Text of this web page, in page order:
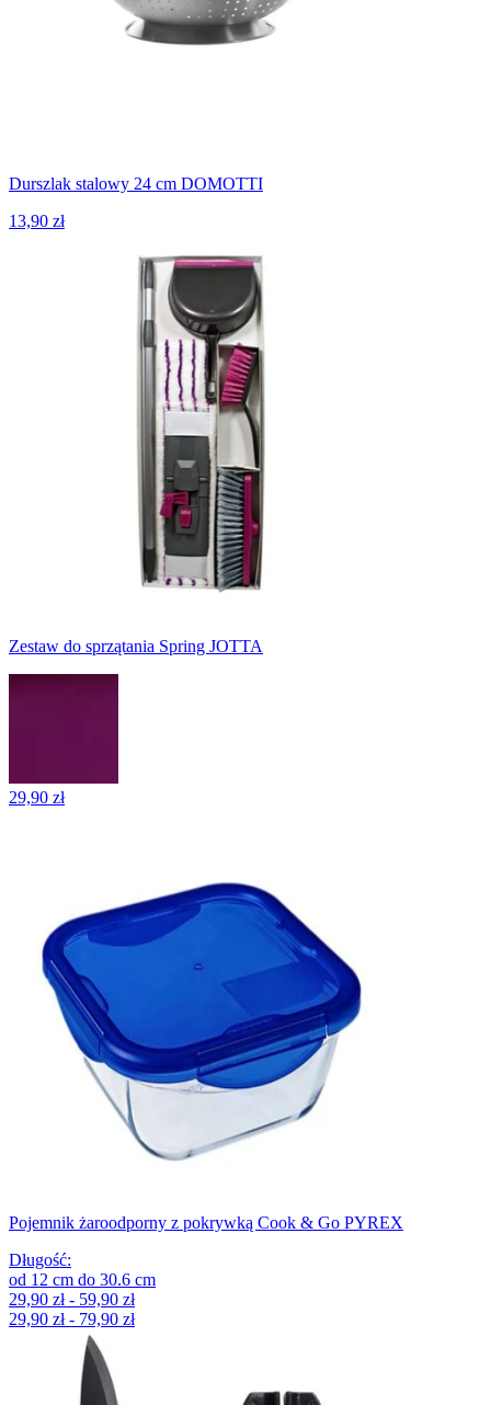
Durszlak stalowy 24 cm DOMOTTI
13,90 zł
Zestaw do sprzątania Spring JOTTA
29,90 zł
Pojemnik żaroodporny z pokrywką Cook & Go PYREX
Długość:
od 12 cm do 30.6 cm
29,90 zł - 59,90 zł
29,90 zł - 79,90 zł